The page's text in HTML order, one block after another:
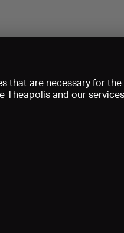
that are necessary for
and our